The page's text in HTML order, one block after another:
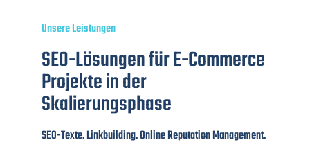
Unsere Leistungen
SEO-Lösungen für E-Commerce
Projekte in der
Skalierungsphase
SEO-Texte. Linkbuilding. Online Reputation Management.